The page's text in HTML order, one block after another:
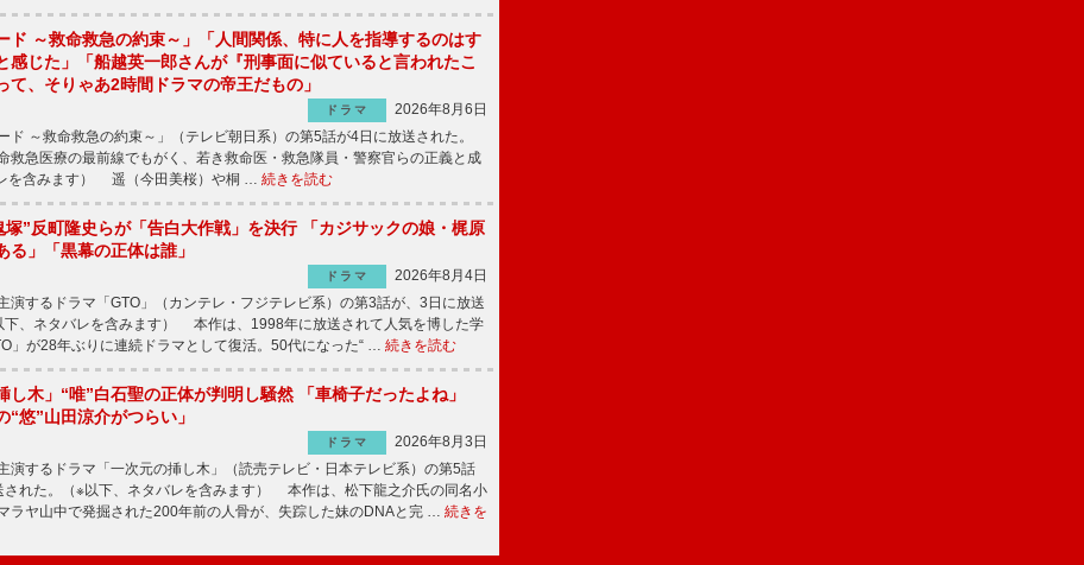
ド ～救命救急の約束～」「人間関係、特に人を指導するのはす
感じた」「船越英一郎さんが『刑事面に似ていると言われたこ
て、そりゃあ2時間ドラマの帝王だもの」
ドラマ
2026年8月6日
ド ～救命救急の約束～」（テレビ朝日系）の第5話が4日に放送された。
救急医療の最前線でもがく、若き救命医・救急隊員・警察官らの正義と成
を含みます） 遥（今田美桜）や桐 … 続きを読む
塚”反町隆史らが「告白大作戦」を決行 「カジサックの娘・梶原
る」「黒幕の正体は誰」
ドラマ
2026年8月4日
演するドラマ「GTO」（カンテレ・フジテレビ系）の第3話が、3日に放送
下、ネタバレを含みます） 本作は、1998年に放送されて人気を博した学
」が28年ぶりに連続ドラマとして復活。50代になった“ … 続きを読む
し木」“唯”白石聖の正体が判明し騒然 「車椅子だったよね」
“悠”山田涼介がつらい」
ドラマ
2026年8月3日
演するドラマ「一次元の挿し木」（読売テレビ・日本テレビ系）の第5話
された。（※以下、ネタバレを含みます） 本作は、松下龍之介氏の同名小
ラヤ山中で発掘された200年前の人骨が、失踪した妹のDNAと完 … 続きを